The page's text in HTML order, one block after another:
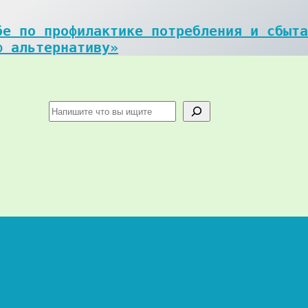
по профилактике потребления и
альтернативу»